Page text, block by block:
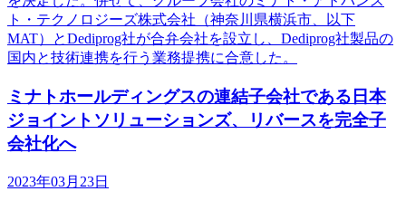
ト・テクノロジーズ株式会社（神奈川県横浜市、以下
MAT）とDediprog社が合弁会社を設立し、Dediprog社製品の
国内と技術連携を行う業務提携に合意した。
ミナトホールディングスの連結子会社である日本
ジョイントソリューションズ、リバースを完全子
会社化へ
2023年03月23日